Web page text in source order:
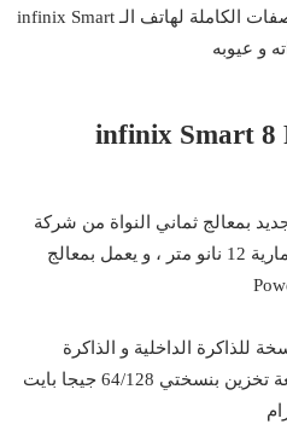
هذا المقال أن نتعرف على المواصفات الكاملة لهاتف الـ infinix Smart
بمعالج ثماني النواة من شركة
ميديا تيك من نوع Helio G36 بمعمارية 12 نانو متر ، و يعمل بمعالج
للذاكرة الداخلية و الذاكرة
العشوائية ، حيث يأتي الهاتف بسعة تخزين بنسختي 64/128 جيجا بايت